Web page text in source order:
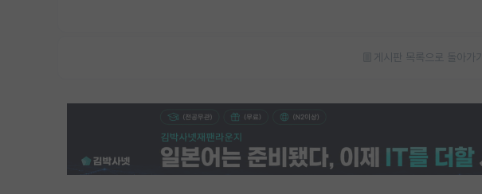
게시판 목록으로 돌아가기